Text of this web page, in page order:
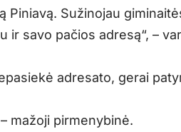
Piniavą. Sužinojau
ir savo pačios adresą“, –
adresato, gerai
mažoji pirmenybinė.